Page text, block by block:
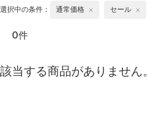
選択中の条件： 通常価格 セール
0件
該当する商品がありません。